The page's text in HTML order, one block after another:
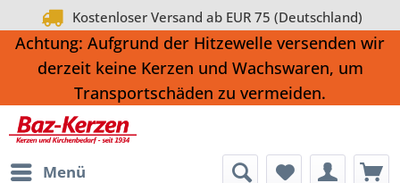
Kostenloser Versand ab EUR 75 (Deutschland)
Achtung: Aufgrund der Hitzewelle versenden wir
derzeit keine Kerzen und Wachswaren, um
Transportschäden zu vermeiden.
Menü